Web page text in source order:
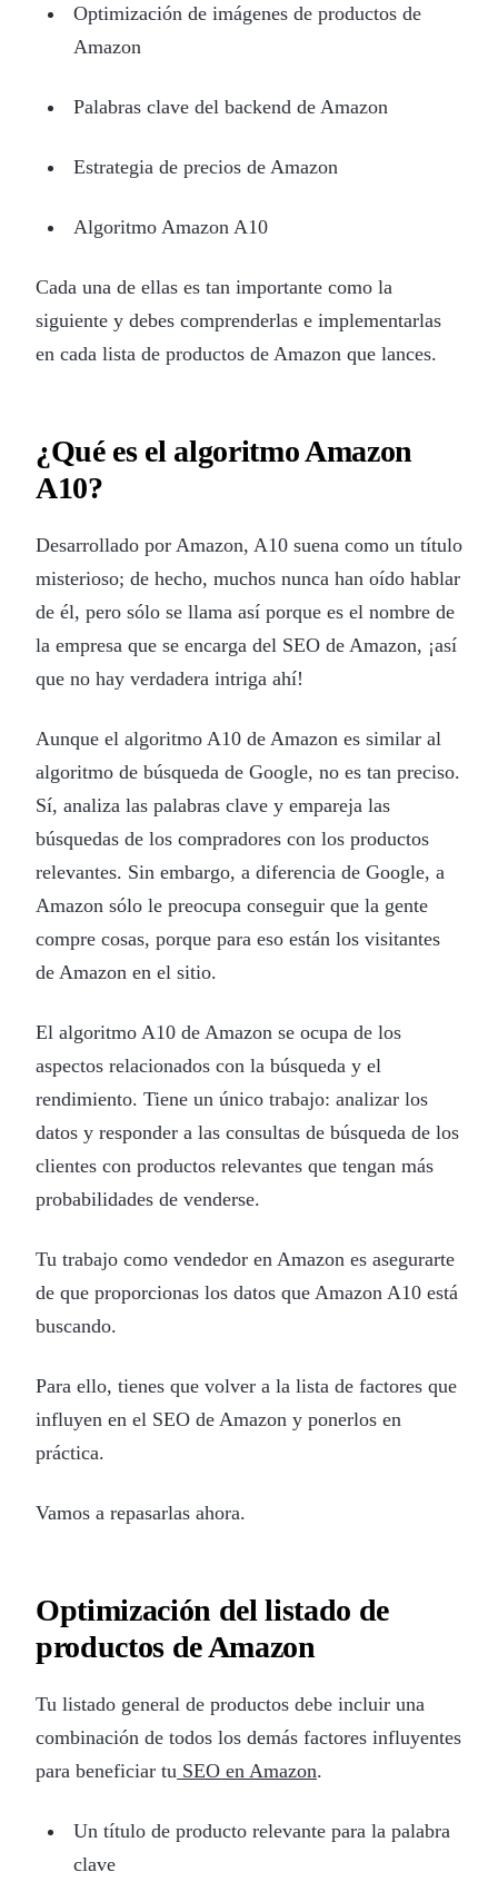
Optimización de imágenes de productos de
Amazon
Palabras clave del backend de Amazon
Estrategia de precios de Amazon
Algoritmo Amazon A10
Cada una de ellas es tan importante como la
siguiente y debes comprenderlas e implementarlas
en cada lista de productos de Amazon que lances.
¿Qué es el algoritmo Amazon
A10?
Desarrollado por Amazon, A10 suena como un título
misterioso; de hecho, muchos nunca han oído hablar
de él, pero sólo se llama así porque es el nombre de
la empresa que se encarga del SEO de Amazon, ¡así
que no hay verdadera intriga ahí!
Aunque el algoritmo A10 de Amazon es similar al
algoritmo de búsqueda de Google, no es tan preciso.
Sí, analiza las palabras clave y empareja las
búsquedas de los compradores con los productos
relevantes. Sin embargo, a diferencia de Google, a
Amazon sólo le preocupa conseguir que la gente
compre cosas, porque para eso están los visitantes
de Amazon en el sitio.
El algoritmo A10 de Amazon se ocupa de los
aspectos relacionados con la búsqueda y el
rendimiento. Tiene un único trabajo: analizar los
datos y responder a las consultas de búsqueda de los
clientes con productos relevantes que tengan más
probabilidades de venderse.
Tu trabajo como vendedor en Amazon es asegurarte
de que proporcionas los datos que Amazon A10 está
buscando.
Para ello, tienes que volver a la lista de factores que
influyen en el SEO de Amazon y ponerlos en
práctica.
Vamos a repasarlas ahora.
Optimización del listado de
productos de Amazon
Tu listado general de productos debe incluir una
combinación de todos los demás factores influyentes
para beneficiar tu SEO en Amazon.
Un título de producto relevante para la palabra
clave